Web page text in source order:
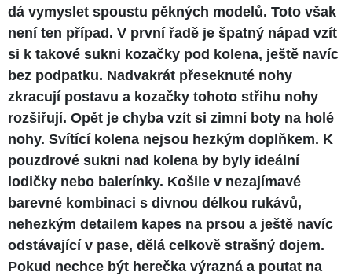
dá vymyslet spoustu pěkných modelů. Toto však
není ten případ. V první řadě je špatný nápad vzít
si k takové sukni kozačky pod kolena, ještě navíc
bez podpatku. Nadvakrát přeseknuté nohy
zkracují postavu a kozačky tohoto střihu nohy
rozšiřují. Opět je chyba vzít si zimní boty na holé
nohy. Svítící kolena nejsou hezkým doplňkem. K
pouzdrové sukni nad kolena by byly ideální
lodičky nebo balerínky. Košile v nezajímavé
barevné kombinaci s divnou délkou rukávů,
nehezkým detailem kapes na prsou a ještě navíc
odstávající v pase, dělá celkově strašný dojem.
Pokud nechce být herečka výrazná a poutat na